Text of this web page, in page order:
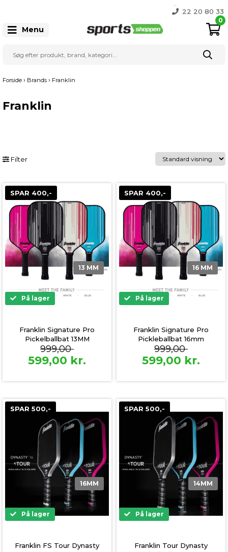
Gratis Fragt over 999 kr.
22 20 80 33
Menu
0
Forside › Brands › Franklin
Franklin
Filter
SPAR 400,-
13 MM
På lager
Franklin Signature Pro
Pickelballbat 13MM
999,00
599,00 kr.
SPAR 400,-
16 MM
På lager
Franklin Signature Pro
Pickleballbat 16mm
999,00
599,00 kr.
SPAR 500,-
16MM
På lager
Franklin FS Tour Dynasty
SPAR 500,-
14MM
På lager
Franklin Tour Dynasty